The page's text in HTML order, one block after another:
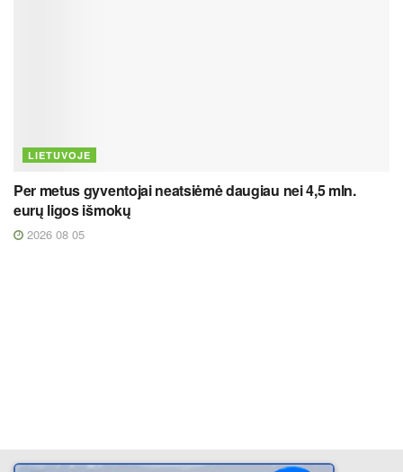
LIETUVOJE
Per metus gyventojai neatsiėmė daugiau nei 4,5 mln.
eurų ligos išmokų
2026 08 05